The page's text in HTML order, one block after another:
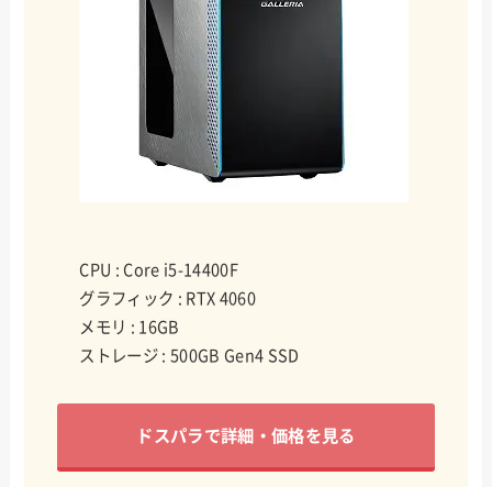
CPU : Core i5-14400F
グラフィック : RTX 4060
メモリ : 16GB
ストレージ : 500GB Gen4 SSD
ドスパラで詳細・価格を見る